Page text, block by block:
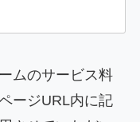
ムのサービス料
ージURL内に記